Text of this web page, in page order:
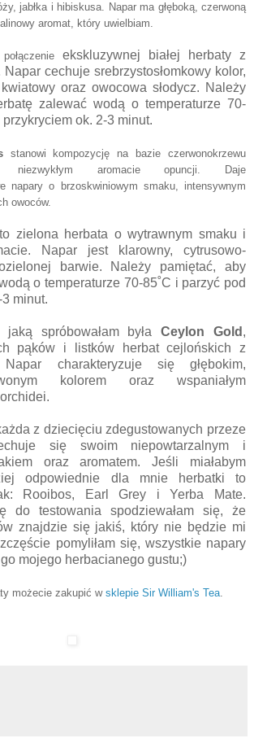
jabłka i hibiskusa. Napar ma głęboką, czerwoną
aromat, który uwielbiam.
ekskluzywnej białej herbaty z
cechuje srebrzystosłomkowy kolor,
oraz owocowa słodycz. Należy
zalewać wodą o temperaturze 70-
ok. 2-3 minut.
stanowi kompozycję na bazie czerwonokrzewu
niezwykłym aromacie opuncji. Daje
napary o brzoskwiniowym smaku, intensywnym
owoców.
zielona herbata o wytrawnym smaku i
Napar jest klarowny, cytrusowo-
barwie. Należy pamiętać, aby
o temperaturze 70-85˚C i parzyć pod
minut.
jaką spróbowałam byłaCeylon Gold ,
pąków i listków herbat cejlońskich z
charakteryzuje się głębokim,
kolorem oraz wspaniałym
z dziecięciu zdegustowanych przeze
się swoim niepowtarzalnym i
oraz aromatem. Jeśli miałabym
odpowiednie dla mnie herbatki to
Rooibos, Earl Grey i Yerba Mate.
do testowania spodziewałam się, że
znajdzie się jakiś, który nie będzie mi
pomyliłam się, wszystkie napary
go mojego herbacianego gustu;)
możecie zakupić w sklepie Sir William's Tea.